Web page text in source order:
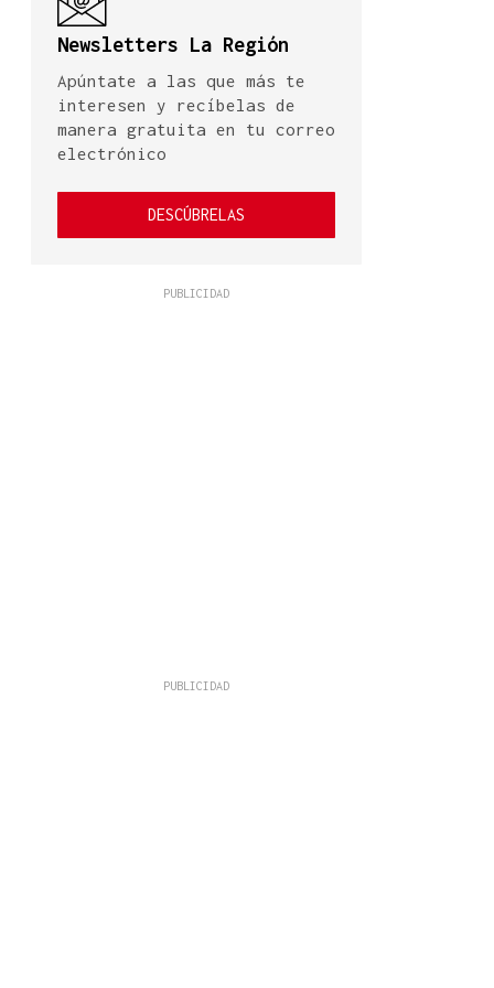
Newsletters La Región
Apúntate a las que más te
interesen y recíbelas de
manera gratuita en tu correo
electrónico
DESCÚBRELAS